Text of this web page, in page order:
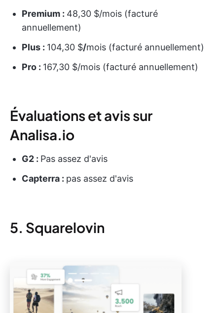
Premium : 48,30 $/mois (facturé
annuellement)
Plus : 104,30 $/mois (facturé annuellement)
Pro : 167,30 $/mois (facturé annuellement)
Évaluations et avis sur
Analisa.io
G2 : Pas assez d'avis
Capterra : pas assez d'avis
5. Squarelovin